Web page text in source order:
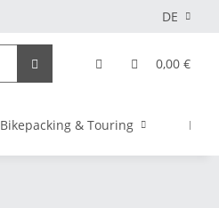
DE
0,00 €
Bikepacking & Touring